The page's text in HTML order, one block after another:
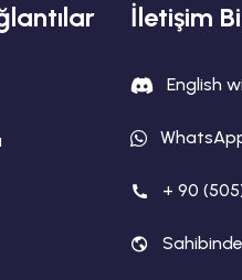
İletişim
English
+ 90